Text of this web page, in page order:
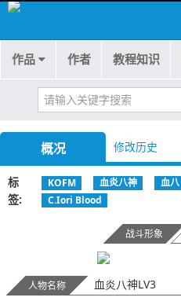
作品 作者 教程知识
概况 修改历史
标
签
KOFM 血炎八神 血八
C.Iori Blood
战斗形象
人物名称 血炎八神LV3